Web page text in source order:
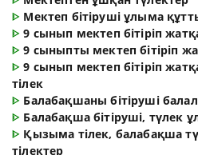
ᐈ Мектеп бітіруші ұлыма
ᐈ9 сынып мектеп бітіріп
ᐈ9 сыныпты мектеп бітіріп
ᐈ9 сынып мектеп бітіріп
тілек
ᐈ Балабақшаны бітіруші
ᐈ Балабақша бітіруші, түлек
ᐈ Қызыма тілек, балабақша
тілектер